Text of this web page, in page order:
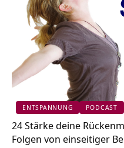
ENTSPANNUNG PODCAST
24 Stärke deine
Folgen von einseitiger